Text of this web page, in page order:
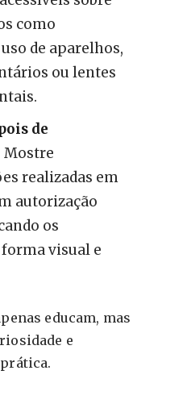
como
de aparelhos,
ou lentes
de
Mostre
realizadas em
autorização
os
visual e
educam, mas
e